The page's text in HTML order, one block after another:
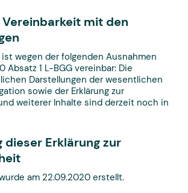
Vereinbarkeit mit den
wegen der folgenden Ausnahmen
Absatz 1 L-BGG vereinbar: Die
Darstellungen der wesentlichen
sowie der Erklärung zur
weiterer Inhalte sind derzeit noch in
dieser Erklärung zur
am 22.09.2020 erstellt.